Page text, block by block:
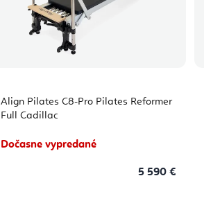
Align Pilates C8-Pro Pilates Reformer
Full Cadillac
Dočasne vypredané
5 590 €